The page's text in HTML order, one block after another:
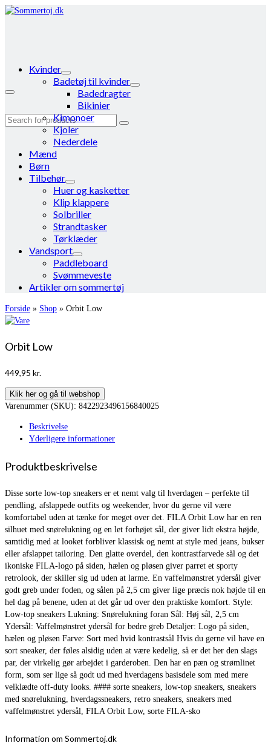
Search
Kvinder
Badetøj til kvinder
Badedragter
Bikinier
Kimonoer
Kjoler
Nederdele
Mænd
Børn
Tilbehør
Huer og kasketter
Klip klappere
Solbriller
Strandtasker
Tørklæder
Vandsport
Paddleboard
Svømmeveste
Artikler om sommertøj
Forside » Shop » Orbit Low
Orbit Low
449,95 kr.
Klik her og gå til webshop
Varenummer (SKU): 8422923496156840025
Beskrivelse
Yderligere informationer
Produktbeskrivelse
Disse sorte low-top sneakers er et nemt valg til hverdagen – perfekte til
pendling, afslappede outfits og weekender, hvor du gerne vil være
komfortabel uden at tænke for meget over det. FILA Orbit Low har en ren
silhuet med snørelukning og en let forhøjet sål, der giver lidt ekstra højde,
samtidig med at looket forbliver klassisk og nemt at style med jeans, bukser
eller afslappet tailoring. Den glatte overdel, den kontrastfarvede sål og det
ikoniske FILA-logo på siden, hælen og pløsen giver parret et sporty
retrolook, der skiller sig ud uden at larme. En vaffelmønstret ydersål giver
godt greb under foden, og sålen på 2,5 cm giver lige præcis nok højde til en
hel dag på benene, uden at det går ud over den praktiske komfort. Style:
Low-top sneakers Lukning: Snørelukning foran Sål: Høj sål, 2,5 cm
Ydersål: Vaffelmønstret ydersål for bedre greb Detaljer: Logo på siden,
hælen og pløsen Farve: Sort med hvid kontrastsål Hvis du gerne vil have en
sort sneaker, der føles alsidig uden at være kedelig, så er det her den slags
par, der virkelig gør arbejdet i garderoben. Den har en pæn og strømlinet
form, som ser lige så godt ud med hverdagens basisdele som med mere
velklædte off-duty looks. #### sorte sneakers, low-top sneakers, sneakers
med snørelukning, hverdagssneakers, retro sneakers, sneakers med
vaffelmønstret ydersål, FILA Orbit Low, sorte FILA-sko
Information om Sommertoj.dk